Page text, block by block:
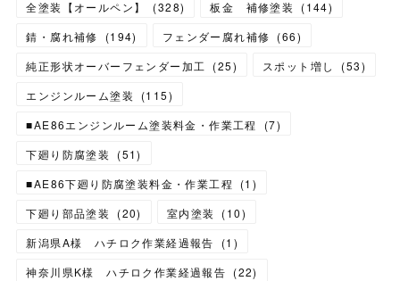
全塗装【オールペン】 (328) 板金 補修塗装 (144)
錆・腐れ補修
(194) フェンダー腐れ補修 (66)
純正形状オーバーフェンダー加工
(25) スポット増し (53)
エンジンルーム塗装
(115)
■AE86エンジンルーム塗装料金・作業工程
(7)
下廻り防腐塗装
(51)
■AE86下廻り防腐塗装料金・作業工程
(1 )
下廻り部品塗装
(20) 室内塗装 (10)
新潟県A様 ハチロク作業経過報告
(1 )
神奈川県K様 ハチロク作業経過報告 (22)